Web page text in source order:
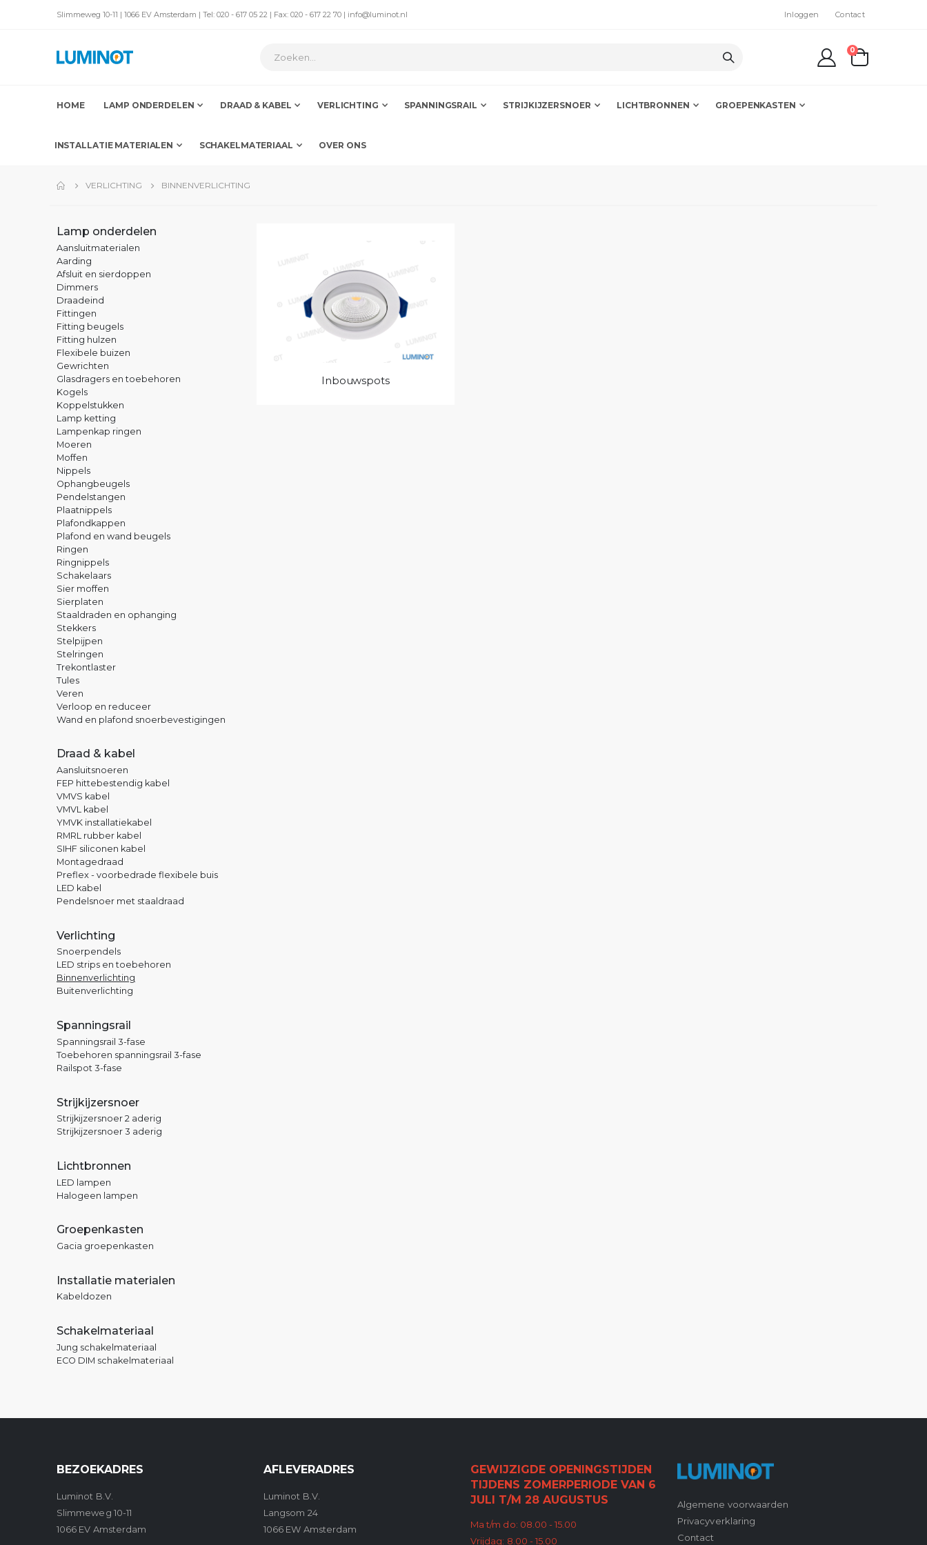
Slimmeweg 10-11 | 1066 EV Amsterdam | Tel: 020 - 617 05 22 | Fax: 020 - 617 22 70 | info@luminot.nl Inloggen Contact
kar
0producten
HOME LAMP ONDERDELEN DRAAD & KABEL VERLICHTING SPANNINGSRAIL STRIJKIJZERSNOER LICHTBRONNEN GROEPENKASTEN
INSTALLATIE MATERIALEN SCHAKELMATERIAAL OVER ONS
VERLICHTING BINNENVERLICHTING
Inbouwspots
Lamp onderdelen
Aansluitmaterialen
Aarding
Afsluit en sierdoppen
Dimmers
Draadeind
Fittingen
Fitting beugels
Fitting hulzen
Flexibele buizen
Gewrichten
Glasdragers en toebehoren
Kogels
Koppelstukken
Lamp ketting
Lampenkap ringen
Moeren
Moffen
Nippels
Ophangbeugels
Pendelstangen
Plaatnippels
Plafondkappen
Plafond en wand beugels
Ringen
Ringnippels
Schakelaars
Sier moffen
Sierplaten
Staaldraden en ophanging
Stekkers
Stelpijpen
Stelringen
Trekontlaster
Tules
Veren
Verloop en reduceer
Wand en plafond snoerbevestigingen
Draad & kabel
Aansluitsnoeren
FEP hittebestendig kabel
VMVS kabel
VMVL kabel
YMVK installatiekabel
RMRL rubber kabel
SIHF siliconen kabel
Montagedraad
Preflex - voorbedrade flexibele buis
LED kabel
Pendelsnoer met staaldraad
Verlichting
Snoerpendels
LED strips en toebehoren
Binnenverlichting
Buitenverlichting
Spanningsrail
Spanningsrail 3-fase
Toebehoren spanningsrail 3-fase
Railspot 3-fase
Strijkijzersnoer
Strijkijzersnoer 2 aderig
Strijkijzersnoer 3 aderig
Lichtbronnen
LED lampen
Halogeen lampen
Groepenkasten
Gacia groepenkasten
Installatie materialen
Kabeldozen
Schakelmateriaal
Jung schakelmateriaal
ECO DIM schakelmateriaal
BEZOEKADRES
Luminot B.V.
Slimmeweg 10-11
1066 EV Amsterdam
AFLEVERADRES
Luminot B.V.
Langsom 24
1066 EW Amsterdam
GEWIJZIGDE OPENINGSTIJDEN
TIJDENS ZOMERPERIODE VAN 6
JULI T/M 28 AUGUSTUS
Ma t/m do: 08.00 - 15.00
Vrijdag: 8.00 - 15.00
Algemene voorwaarden
Privacyverklaring
Contact